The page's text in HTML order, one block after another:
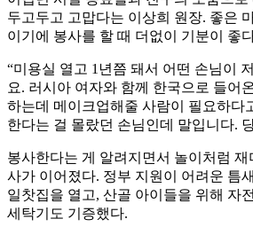
두고두고 고맙다는 이상희 원장. 좋은
이기에 봉사를 할 때 더없이 기분이 좋
“미용실 열고 1년쯤 돼서 어떤 손님이
요. 러시아 여자와 함께 한국으로 들어
하는데 메이크업해줄 사람이 필요하다
한다는 걸 몰랐던 손님인데 말입니다.
봉사한다는 게 알려지면서 놀이처럼
사가 이어졌다. 정부 지원이 어려운 틈
일찻집을 열고, 산골 아이들을 위해 자
세탁기도 기증했다.